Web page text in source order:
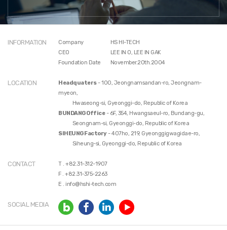
INFORMATION Company
HS HI-TECH
CEO
LEE IN O, LEE IN GAK
Foundation Date
November.20th.2004
LOCATION Headquaters- 100, Jeongnamsandan-ro, Jeongnam-
myeon,
Hwaseong-si, Gyeonggi-do, Republic of Korea
BUNDANG Office- 6F, 354, Hwangsaeul-ro, Bundang-gu,
Seongnam-si, Gyeonggi-do, Republic of Korea
SIHEUNG Factory- 407ho, 219, Gyeonggigwagidae-ro,
Siheung-si, Gyeonggi-do, Republic of Korea
CONTACT T . +82.31-312-1907
F . +82.31-375-2263
E . info@hshi-tech.com
SOCIAL MEDIA